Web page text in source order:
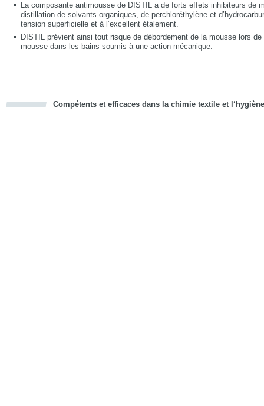
La composante antimousse de DISTIL a de forts effets inhibiteurs de
distillation de solvants organiques, de perchloréthylène et
tension superficielle et à l’excellent étalement.
DISTIL prévient ainsi tout risque de débordement de la mousse lors
mousse dans les bains soumis à une action mécanique.
Compétents et efficaces dans la chimie textile et l‘hygiène